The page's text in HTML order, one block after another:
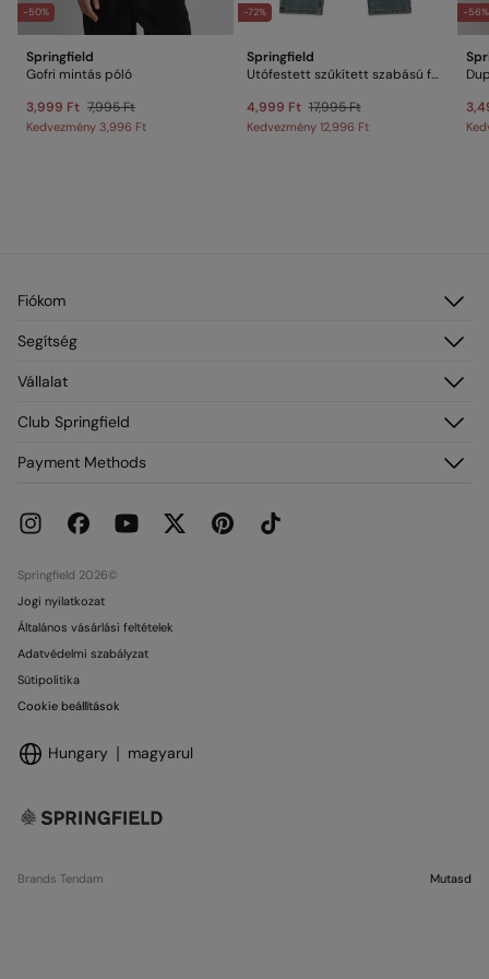
-50%
Springfield
Gofri mintás póló
3,999 Ft 7,995 Ft
Kedvezmény 3,996 Ft
-72%
Springfield
Utófestett szűkített szabású farmernadrág
4,999 Ft 17,995 Ft
Kedvezmény 12,996 Ft
-56%
Fiókom
Regisztráció
Címeim
Segítség
Szállítás
Aktuális promóciók
Ajándékkártya
Vállalat
Franchise
Sajtó
Üzletek
Club Springfield
Csatlakozz most
Payment Methods
Springfield 2026©
Jogi nyilatkozat
Általános vásárlási feltételek
Adatvédelmi szabályzat
Sütipolitika
Cookie beállítások
Hungary magyarul
Brands Tendam Mutasd